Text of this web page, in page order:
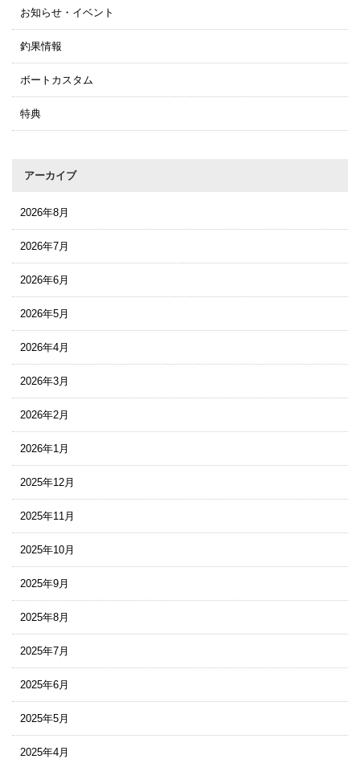
お知らせ・イベント
釣果情報
ボートカスタム
特典
アーカイブ
2026年8月
2026年7月
2026年6月
2026年5月
2026年4月
2026年3月
2026年2月
2026年1月
2025年12月
2025年11月
2025年10月
2025年9月
2025年8月
2025年7月
2025年6月
2025年5月
2025年4月